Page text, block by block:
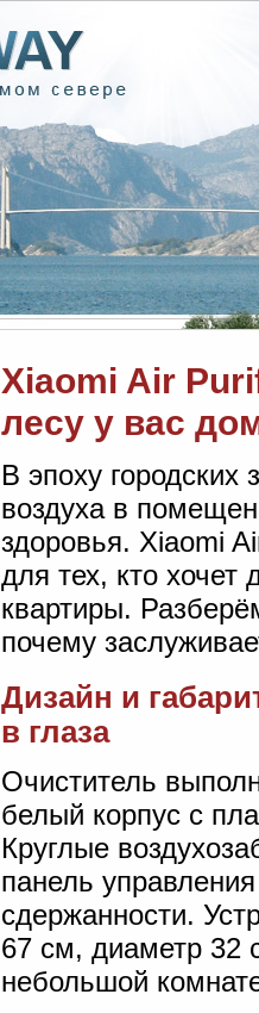
Xiaomi Air
лесу у вас
В эпоху городских
воздуха в
здоровья. Xiaomi
для тех, кто хочет
квартиры.
почему
Дизайн и
в глаза
Очиститель
белый корпус с
Круглые
панель
сдержанности.
67 см, диаметр 32
небольшой